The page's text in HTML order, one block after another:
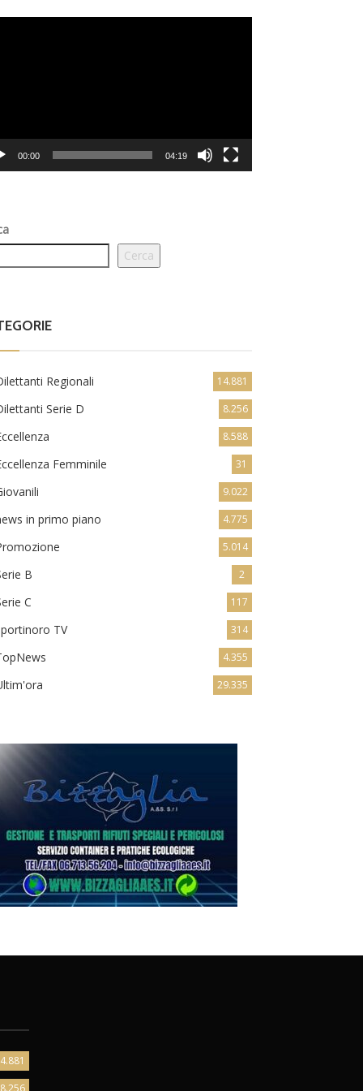
00:00 04:19
Cerca
Regionali 14.881
Serie D 8.256
8.588
Femminile 31
9.022
in primo piano 4.775
5.014
B 2
C 117
TV 314
4.355
29.335
8.256